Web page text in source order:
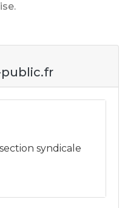
public.fr
syndicale